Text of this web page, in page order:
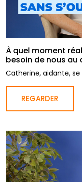
À quel moment
besoin de nous au
Catherine, aidante,
REGARDER